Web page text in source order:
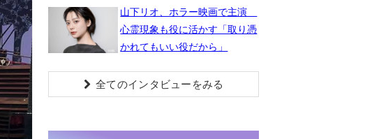
山下リオ、ホラー映画で主演
心霊現象も役に活かす「取り憑
かれてもいい役だから」
全てのインタビューをみる